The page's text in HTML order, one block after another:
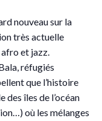
nouveau sur la
très actuelle
et jazz.
réfugiés
que l’histoire
des îles de l’océan
où les mélanges